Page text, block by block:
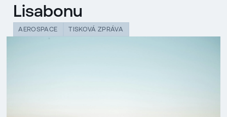
Lisabonu
AEROSPACE TISKOVÁ ZPRÁVA